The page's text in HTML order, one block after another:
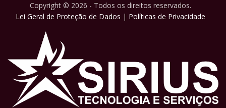
Copyright © 2026 - Todos os direitos reservados.
Lei Geral de Proteção de Dados | Políticas de Privacidade